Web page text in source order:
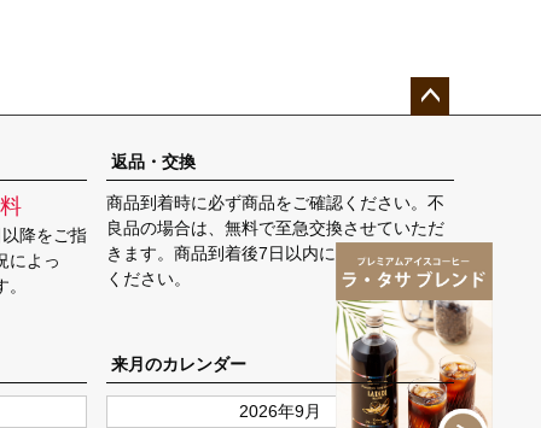
ップ
へ
降をご指
によっ
返品・交換
商品到着時に必ず商品をご確認ください。不
良品の場合は、無料で至急交換させていただ
きます。商品到着後7日以内に弊社までご返送
ください。
来月のカレンダー
2026年9月